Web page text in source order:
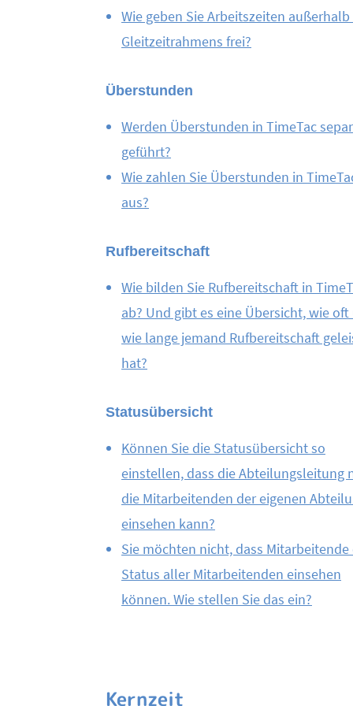
Wie geben Sie Arbeitszeiten außerhalb
Gleitzeitrahmens frei?
Überstunden
Werden Überstunden in TimeTac
geführt?
Wie zahlen Sie Überstunden in
aus?
Rufbereitschaft
Wie bilden Sie Rufbereitschaft in
ab? Und gibt es eine Übersicht, wie oft
wie lange jemand Rufbereitschaft
hat?
Statusübersicht
Können Sie die Statusübersicht so
einstellen, dass die Abteilungsleitung
die Mitarbeitenden der eigenen
einsehen kann?
Sie möchten nicht, dass Mitarbeitende
Status aller Mitarbeitenden einsehen
können. Wie stellen Sie das ein?
Kernzeit